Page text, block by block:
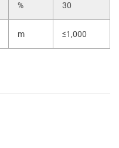
% 30
m ≤1,000